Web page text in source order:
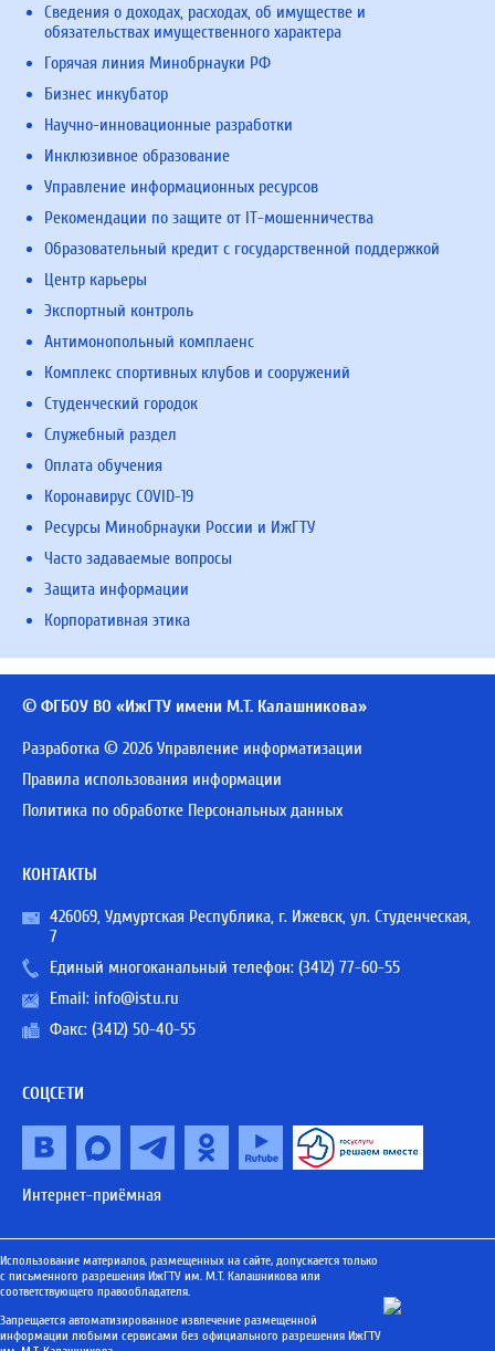
Сведения о доходах, расходах, об имуществе и
обязательствах имущественного характера
Горячая линия Минобрнауки РФ
Бизнес инкубатор
Научно-инновационные разработки
Инклюзивное образование
Управление информационных ресурсов
Рекомендации по защите от IT-мошенничества
Образовательный кредит с государственной поддержкой
Центр карьеры
Экспортный контроль
Антимонопольный комплаенс
Комплекс спортивных клубов и сооружений
Студенческий городок
Служебный раздел
Оплата обучения
Коронавирус COVID-19
Ресурсы Минобрнауки России и ИжГТУ
Часто задаваемые вопросы
Защита информации
Корпоративная этика
© ФГБОУ ВО «ИжГТУ имени М.Т. Калашникова»
Разработка © 2026 Управление информатизации
Правила использования информации
Политика по обработке Персональных данных
КОНТАКТЫ
426069, Удмуртская Республика, г. Ижевск, ул. Студенческая,
7
Единый многоканальный телефон: (3412) 77-60-55
Email: info@istu.ru
Факс: (3412) 50-40-55
СОЦСЕТИ
Интернет-приёмная
Использование материалов, размещенных на сайте, допускается только
с письменного разрешения ИжГТУ им. М.Т. Калашникова или
соответствующего правообладателя.
Запрещается автоматизированное извлечение размещенной
информации любыми сервисами без официального разрешения ИжГТУ